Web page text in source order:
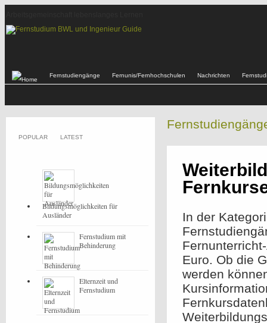
Fernstudiengänge Fernunis/Fernhochschulen Nachrichten
In der
Euro. Ob die
werden
POPULAR LATEST
Bildungsmöglichkeiten für
Ausländer
Fernstudium mit
Behinderung
Elternzeit und
Fernstudium